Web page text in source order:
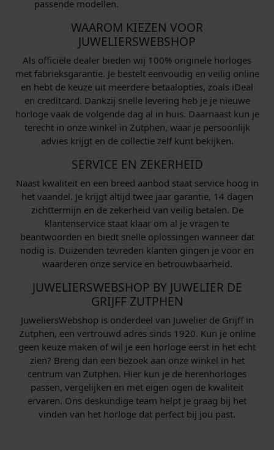
passende modellen.
WAAROM KIEZEN VOOR
JUWELIERSWEBSHOP
Als officiële dealer bieden wij 100% originele horloges
met fabrieksgarantie. Je bestelt eenvoudig en veilig online
en hebt de keuze uit meerdere betaalopties, zoals iDeal
en creditcard. Dankzij snelle levering heb je je nieuwe
horloge vaak de volgende dag al in huis. Daarnaast kun je
terecht in onze winkel in Zutphen, waar je persoonlijk
advies krijgt en de collectie zelf kunt bekijken.
SERVICE EN ZEKERHEID
Naast kwaliteit en een breed aanbod staat service hoog in
het vaandel. Je krijgt altijd twee jaar garantie, 14 dagen
zichttermijn en de zekerheid van veilig betalen. De
klantenservice staat klaar om al je vragen te
beantwoorden en biedt snelle oplossingen wanneer dat
nodig is. Duizenden tevreden klanten gingen je voor en
waarderen onze service en betrouwbaarheid.
JUWELIERSWEBSHOP BY JUWELIER DE
GRIJFF ZUTPHEN
JuweliersWebshop is onderdeel van Juwelier de Grijff in
Zutphen, een vertrouwd adres sinds 1920. Kun je online
geen keuze maken of wil je een horloge eerst in het echt
zien? Breng dan een bezoek aan onze winkel in het
centrum van Zutphen. Hier kun je de herenhorloges
passen, vergelijken en met eigen ogen de kwaliteit
ervaren. Ons deskundige team helpt je graag bij het
vinden van het horloge dat perfect bij jou past.